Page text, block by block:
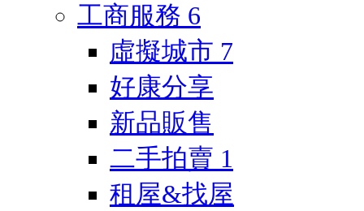
工商服務 6
虛擬城市 7
好康分享
新品販售
二手拍賣 1
租屋&找屋